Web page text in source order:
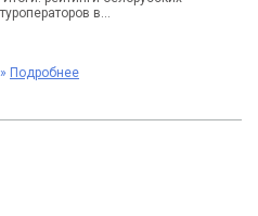
туроператоров в...
» Подробнее